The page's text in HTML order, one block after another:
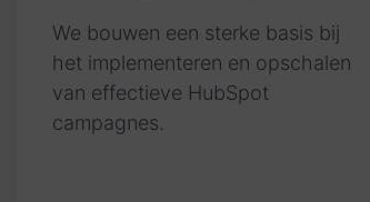
We bouwen een sterke basis bij
het implementeren en opschalen
van effectieve HubSpot
campagnes.